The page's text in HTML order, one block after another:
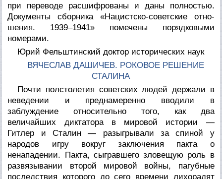
при переводе расшифрованы и даны полностью.
Документы сборника «Нацистско-советские отно-
шения. 1939–1941» помечены порядковыми
номерами.
Юрий Фельштинский доктор исторических наук
ВЯЧЕСЛАВ ДАШИЧЕВ. РОКОВОЕ РЕШЕНИЕ
СТАЛИНА
Почти полстолетия советских людей держали в
неведении и преднамеренно вводили в
заблуждение относительно того, как два
величайших диктатора в мировой истории —
Гитлер и Сталин — разыгрывали за спиной у
народов игру вокруг заключения пакта о
ненападении. Пакта, сыгравшего зловещую роль в
развязывании второй мировой войны, пагубные
последствия которого до сего времени лихорадят